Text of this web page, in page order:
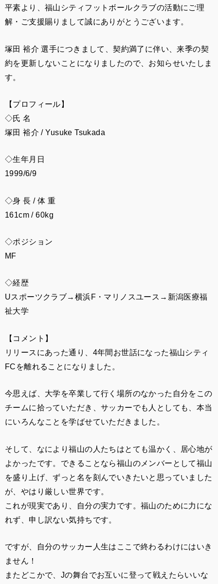
平素より、福山シティフットボールクラブの活動にご理
解・ご支援賜りまして誠にありがとうございます。
塚田 裕介選手につきまして、契約満了に伴い、来季の契
約を更新しないことになりましたので、お知らせいたしま
す。
【プロフィール】
◇氏 名
塚田 裕介 / Yusuke Tsukada
◇生年月日
1999/6/9
◇身 長 / 体 重
161cm / 60kg
◇ポジション
MF
◇経歴
Uスポーツクラブ→横浜F・マリノスユース→新潟医療福
祉大学
【コメント】
リリースにあった通り、4年間お世話になった福山シティ
FCを離れることになりました。
今思えば、大学を卒業して行く場所のなかった自分をこの
チームに拾っていただき、サッカーでも人としても、本当
にいろんなことを学ばせていただきました。
そして、なにより福山の人たちはとても温かく、居心地が
よかったです。できることなら福山のメンバーとして福山
を盛り上げ、ずっと名を刻んでいきたいと思っていました
が、やはり厳しい世界です。
これが現実であり、自分の実力です。福山のために力にな
れず、申し訳ない気持ちです。
ですが、自分のサッカー人生はここで終わるわけにはいき
ません！
またどこかで、Jの舞台でお互いに登って戦えたらいいな